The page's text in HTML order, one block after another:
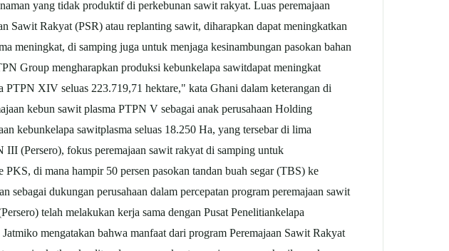
yang tidak produktif di perkebunan sawit rakyat. Luas peremajaan
Sawit Rakyat (PSR) atau replanting sawit, diharapkan dapat meningkatkan
meningkat, di samping juga untuk menjaga kesinambungan pasokan bahan
Group mengharapkan produksi kebunkelapa sawitdapat meningkat
XIV seluas 223.719,71 hektare," kata Ghani dalam keterangan di
kebun sawit plasma PTPN V sebagai anak perusahaan Holding
kebunkelapa sawitplasma seluas 18.250 Ha, yang tersebar di lima
(Persero), fokus peremajaan sawit rakyat di samping untuk
di mana hampir 50 persen pasokan tandan buah segar (TBS) ke
dukungan perusahaan dalam percepatan program peremajaan sawit
telah melakukan kerja sama dengan Pusat Penelitiankelapa
mengatakan bahwa manfaat dari program Peremajaan Sawit Rakyat